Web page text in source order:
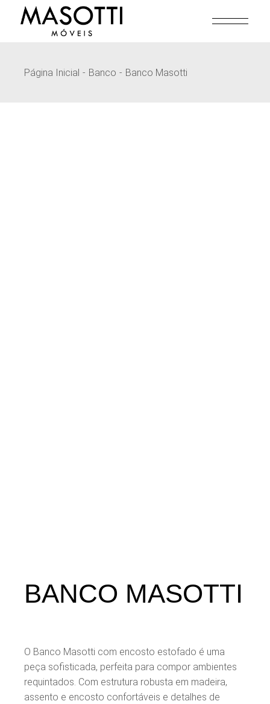
Página Inicial Banco Banco Masotti
BANCO MASOTTI
O Banco Masotti com encosto estofado é uma
peça sofisticada, perfeita para compor ambientes
requintados. Com estrutura robusta em madeira,
assento e encosto confortáveis e detalhes de